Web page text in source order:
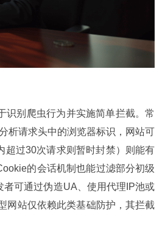
识别爬虫行为并实施简单拦截。常
析请求头中的浏览器标识，网站可
超过30次请求则暂时封禁）则能有
的会话机制也能过滤部分初级
可通过伪造UA、使用代理IP池或
网站仅依赖此类基础防护，其拦截